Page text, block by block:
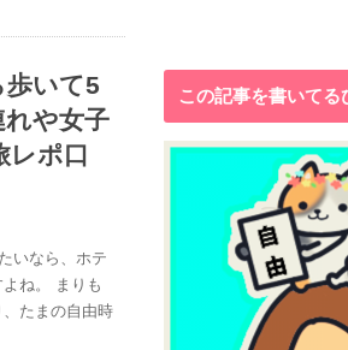
歩いて5
や女子
レポ口
いなら、ホテ
ね。 まりも
たまの自由時
この記事を書いてる